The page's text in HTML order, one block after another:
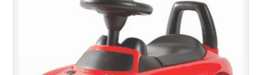
파트너스 활동을 통해 일정액의 수수료를 제공받을 수 있습니다.